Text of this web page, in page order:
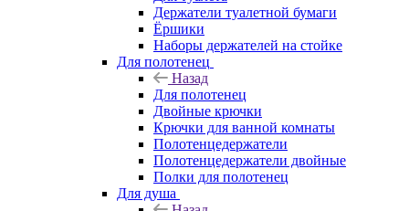
Держатели туалетной бумаги
Ёршики
Наборы держателей на стойке
Для полотенец
Назад
Для полотенец
Двойные крючки
Крючки для ванной комнаты
Полотенцедержатели
Полотенцедержатели двойные
Полки для полотенец
Для душа